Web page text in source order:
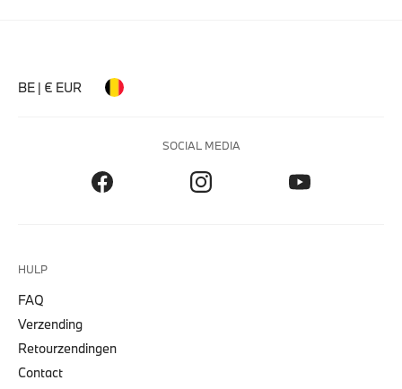
BE | € EUR
SOCIAL MEDIA
HULP
FAQ
Verzending
Retourzendingen
Contact